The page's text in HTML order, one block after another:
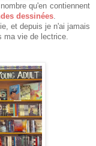
qu'en contiennent
dessinées
et depuis je n'ai jamais
ma vie de lectrice.